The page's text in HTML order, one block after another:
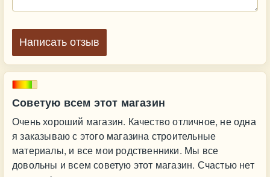
Советую всем этот магазин
Очень хороший магазин. Качество отличное, не одна
я заказываю с этого магазина строительные
материалы, и все мои родственники. Мы все
довольны и всем советую этот магазин. Счастью нет
Написать отзыв